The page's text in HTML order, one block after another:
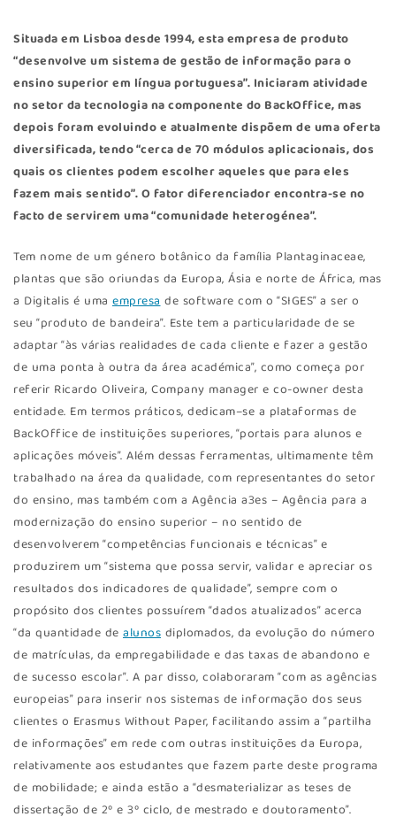
Situada em Lisboa desde 1994, esta empresa de produto
“desenvolve um sistema de gestão de informação para o
ensino superior em língua portuguesa”. Iniciaram atividade
no setor da tecnologia na componente do BackOffice, mas
depois foram evoluindo e atualmente dispõem de uma oferta
diversificada, tendo “cerca de 70 módulos aplicacionais, dos
quais os clientes podem escolher aqueles que para eles
fazem mais sentido”. O fator diferenciador encontra-se no
facto de servirem uma “comunidade heterogénea”.
Tem nome de um género botânico da família Plantaginaceae,
plantas que são oriundas da Europa, Ásia e norte de África, mas
a Digitalis é uma empresade software com o “SIGES” a ser o
seu “produto de bandeira”. Este tem a particularidade de se
adaptar “às várias realidades de cada cliente e fazer a gestão
de uma ponta à outra da área académica”, como começa por
referir Ricardo Oliveira, Company manager e co-owner desta
entidade. Em termos práticos, dedicam–se a plataformas de
BackOffice de instituições superiores, “portais para alunos e
aplicações móveis”. Além dessas ferramentas, ultimamente têm
trabalhado na área da qualidade, com representantes do setor
do ensino, mas também com a Agência a3es – Agência para a
modernização do ensino superior – no sentido de
desenvolverem “competências funcionais e técnicas” e
produzirem um “sistema que possa servir, validar e apreciar os
resultados dos indicadores de qualidade”, sempre com o
propósito dos clientes possuírem “dados atualizados” acerca
“da quantidade de alunos diplomados, da evolução do número
de matrículas, da empregabilidade e das taxas de abandono e
de sucesso escolar”. A par disso, colaboraram “com as agências
europeias” para inserir nos sistemas de informação dos seus
clientes o Erasmus Without Paper, facilitando assim a “partilha
de informações” em rede com outras instituições da Europa,
relativamente aos estudantes que fazem parte deste programa
de mobilidade; e ainda estão a “desmaterializar as teses de
dissertação de 2º e 3º ciclo, de mestrado e doutoramento”.